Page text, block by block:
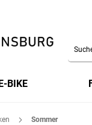
Search
BIKE
Sommer